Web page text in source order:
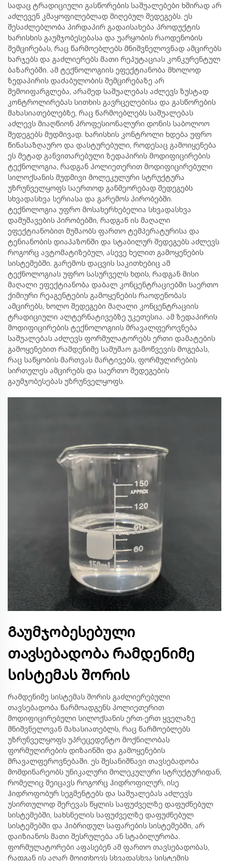
სადაც ტრადიციული გასწორების საშუალებები ხშირად არ
აძლევენ კმაყოფილებლად მიღებულ შედეგებს. ეს
შესაძლებლობა პირდაპირ გადაისახება პროდუქტის
ხარისხის გაუმჯობესებასა და უარყობის რაოდენობის
შემცირებას, რაც წარმოებლებს მნიშვნელოვნად ამცირებს
ხარჯებს და გაძლიერებს მათი რეპუტაციას კონკურენტულ
ბაზარებში. ამ ტექნოლოგიის ეფექტიანობა მხოლოდ
ზედაპირის დაძაბულობის შემცირებაზე არ
შემოიფარგლება, არამედ საშუალებას აძლევს ზუსტად
კონტროლირებას სითხის გავრცელებისა და გასწორების
მახასიათებლებზე, რაც წარმოებლებს საშუალებას
აძლევს მიაღწიონ პროფესიონალური დონის საბოლოო
შედეგებს მუდმივად. ხარისხის კონტროლი ხდება უფრო
წინასაზღაურო და დასტურებული, როდესაც გამოიყენება
ეს მეტად განვითარებული ზედაპირის მოდიფიცირების
ტექნოლოგია, რადგან პოლიეთერით მოდიფიცირებული
სილოქსანის მუდმივი მოლეკულური სტრუქტურა
უზრუნველყოფს საერთოდ განმეორებად შედეგებს
სხვადასხვა სერიასა და გარემოს პირობებში.
ტექნოლოგია უფრო მოსახერხებელია სხვადასხვა
დამუშავების პირობებში, რადგან ის მაღალი
ეფექტიანობით მუშაობს ფართო ტემპერატურისა და
ტენიანობის დიაპაზონში და სტაბილურ შედეგებს აძლევს
როგორც ავტომატიზებულ, ასევე ხელით გამოყენების
სისტემებში. გარემოს დაცვის საკითხებიც ამ
ტექნოლოგიას უფრო სასურველს ხდის, რადგან მისი
მაღალი ეფექტიანობა დაბალ კონცენტრაციებში საერთო
ქიმიური რეაგენტების გამოყენების რაოდენობას
ამცირებს, ხოლო შედეგები მაღალი კონცენტრაციის
ტრადიციული ალტერნატივებზე უკეთესია. ამ ზედაპირის
მოდიფიცირების ტექნოლოგიის მრავალფეროვნება
საშუალებას აძლევს ფორმულატორებს ერთი დამატების
გამოყენებით რამდენიმე სამუშაო გამოწვევის მოგებას,
რაც საწყობის მართვას მარტივებს, ფორმულირების
სირთულეს ამცირებს და საერთო შედეგების
გაუმჯობესებას უზრუნველყოფს.
Გაუმჯობესებული
თავსებადობა რამდენიმე
სისტემას შორის
Რამდენიმე სისტემას შორის გაძლიერებული
თავსებადობა წარმოადგენს პოლიეთერით
მოდიფიცირებული სილოქსანის ერთ-ერთ ყველაზე
მნიშვნელოვან მახასიათებლს, რაც წარმოებლებს
უზრუნველყოფს უპრეცედენტო მოქნილობას
ფორმულირების დიზაინში და გამოყენების
მრავალფეროვნებაში. ეს შესანიშნავი თავსებადობა
მომდინარეობს უნიკალური მოლეკულური სტრუქტურიდან,
რომელიც შეიცავს როგორც ჰიდროფილურ, ისე
ჰიდროფობურ სეგმენტებს და საშუალებას აძლევს
უსირთულოდ შერევას წყლის საფუძველზე დაფუძნებულ
სისტემებში, სახსნელის საფუძველზე დაფუძნებულ
სისტემებში და ჰიბრიდულ საფარების სისტემებში, არ
დაიზიანოს მათი შესრულება ან სტაბილურობა.
ფორმულატორები აფასებენ ამ ფართო თავსებადობას,
რადგან ის აღარ მოითხოვს სხვადასხვა სისტემის